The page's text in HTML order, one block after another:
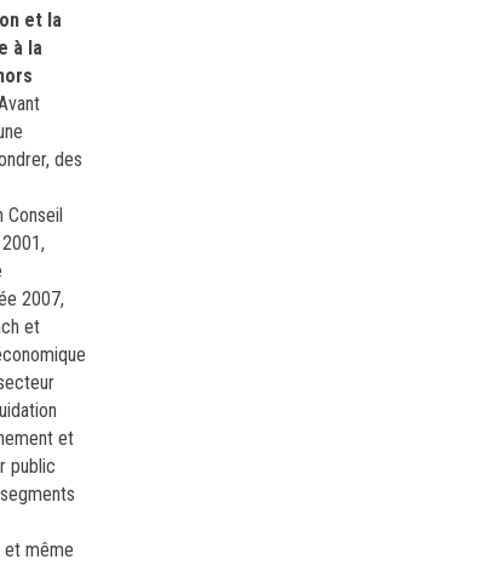
et la
à la
des
Conseil
2007,
et
et
public
et même